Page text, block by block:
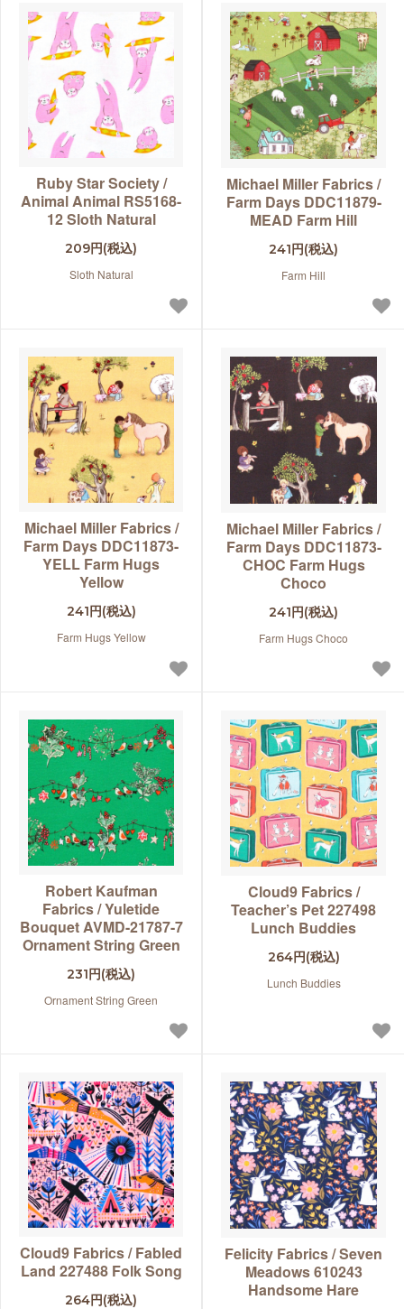
Ruby Star Society /
Animal Animal RS5168-
12 Sloth Natural
209円(税込)
Sloth Natural
Michael Miller Fabrics /
Farm Days DDC11879-
MEAD Farm Hill
241円(税込)
Farm Hill
Michael Miller Fabrics /
Farm Days DDC11873-
YELL Farm Hugs
Yellow
241円(税込)
Farm Hugs Yellow
Michael Miller Fabrics /
Farm Days DDC11873-
CHOC Farm Hugs
Choco
241円(税込)
Farm Hugs Choco
Robert Kaufman
Fabrics / Yuletide
Bouquet AVMD-21787-7
Ornament String Green
231円(税込)
Ornament String Green
Cloud9 Fabrics /
Teacher’s Pet 227498
Lunch Buddies
264円(税込)
Lunch Buddies
Cloud9 Fabrics / Fabled
Land 227488 Folk Song
264円(税込)
Felicity Fabrics / Seven
Meadows 610243
Handsome Hare